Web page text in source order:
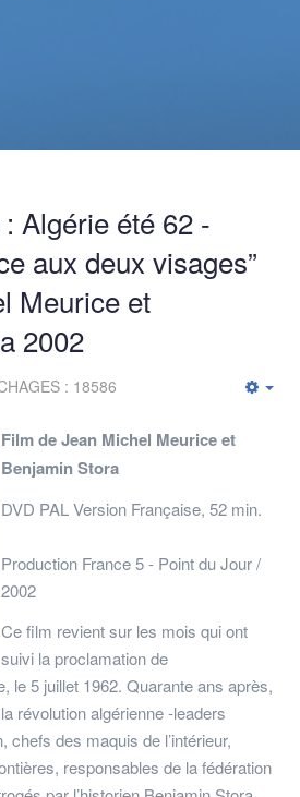
Algérie été 62 -
aux deux visages”
Meurice et
2002
: 18586
Film de Jean Michel Meurice et
Benjamin Stora
DVD PAL Version Française, 52 min.
Production France 5 - Point du Jour /
2002
Ce film revient sur les mois qui ont
suivi la proclamation de
le 5 juillet 1962. Quarante ans après,
révolution algérienne -leaders
chefs des maquis de l’intérieur,
responsables de la fédération